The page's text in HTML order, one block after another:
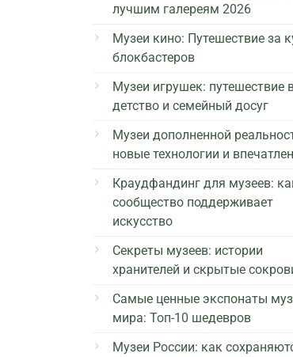
лучшим галереям 2026
Музеи кино: Путешествие за
блокбастеров
Музеи игрушек: путешествие
детство и семейный досуг
Музеи дополненной
новые технологии и
Краудфандинг для музеев:
сообщество поддерживает
искусство
Секреты музеев: истории
хранителей и скрытые
Самые ценные экспонаты
мира: Топ-10 шедевров
Музеи России: как